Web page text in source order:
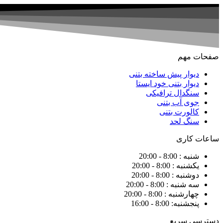
صفحات مهم
دیوار پیش ساخته بتنی
دیوار بتنی خود ایستا
سنگدال ترافیکی
جوی آب بتنی
کالورت بتنی
سنگ لحد
ساعات کاری
شنبه : 8:00 - 20:00
یکشنبه : 8:00 - 20:00
دوشنبه : 8:00 - 20:00
سه شنبه : 8:00 - 20:00
چهارشنبه : 8:00 - 20:00
پنجشنبه: 8:00 - 16:00
دسترسی سریع